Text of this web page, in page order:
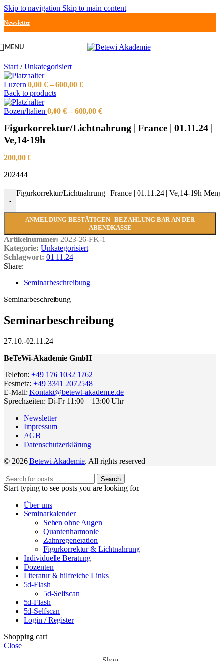
Skip to navigation Skip to main content
Newsletter
MENU
Start / Unkategorisiert
Luzern 0,00 € – 600,00 €
Back to products
Bozen/Italien 0,00 € – 600,00 €
Figurkorrektur/Lichtnahrung | France | 01.11.24 |
Ve,14-19h
200,00 €
202444
-
Figurkorrektur/Lichtnahrung | France | 01.11.24 | Ve,14-19h
ANMELDUNG BESTÄTIGEN | BEZAHLUNG BAR AN DER
ABENDKASSE
Artikelnummer: 2023-26-FK-1
Kategorie: Unkategorisiert
Schlagwort: 01.11.24
Share:
Seminarbeschreibung
Seminarbeschreibung
Seminarbeschreibung
27.10.-02.11.24
BeTeWi-Akademie GmbH
Telefon: +49 176 1032 1762
Festnetz: +49 3341 2072548
E-Mail: Kontakt@betewi-akademie.de
Sprechzeiten: Di-Fr 11:00 – 13:00 Uhr
Newsletter
Impressum
AGB
Datenschutzerklärung
© 2026 Betewi Akademie. All rights reserved
Search
Start typing to see posts you are looking for.
Über uns
Seminarkalender
Sehen ohne Augen
Quantenharmonie
Zahnregeneration
Figurkorrektur & Lichtnahrung
Individuelle Beratung
Dozenten
Literatur & hilfreiche Links
5d-Flash
5d-Selfscan
5d-Flash
5d-Selfscan
Login / Register
Shopping cart
Close